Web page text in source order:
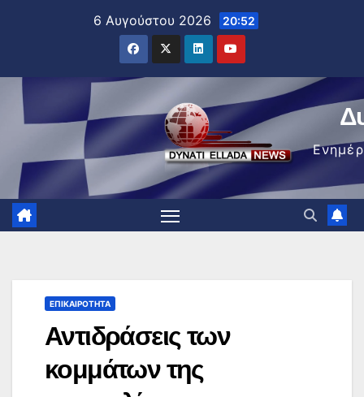
6 Αυγούστου 2026 20:52
ΕΠΙΚΑΙΡΌΤΗΤΑ
Αντιδράσεις των
κομμάτων της